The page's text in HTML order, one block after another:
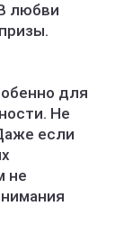
любви
для
Не
если
не